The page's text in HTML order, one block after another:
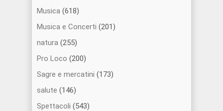
Musica (618)
Musica e Concerti (201)
natura (255)
Pro Loco (200)
Sagre e mercatini (173)
salute (146)
Spettacoli (543)